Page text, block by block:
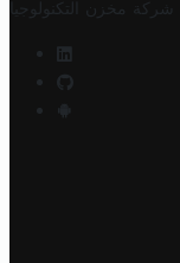
شركة مخزن التكنولوجيا